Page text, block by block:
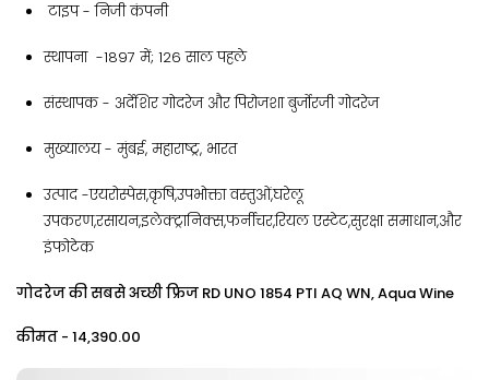
टाइप - निजी कंपनी
स्थापना -1897 में; 126 साल पहले
संस्थापक - अर्देशिर गोदरेज और पिरोजशा बुर्जोरजी गोदरेज
मुख्यालय - मुंबई, महाराष्ट्र, भारत
उत्पाद -एयरोस्पेस,कृषि,उपभोक्ता वस्तुओं,घरेलू
उपकरण,रसायन,इलेक्ट्रानिक्स,फर्नीचर,रियल एस्टेट,सुरक्षा समाधान,और
इंफोटेक
गोदरेज की सबसे अच्छी फ्रिज RD UNO 1854 PTI AQ WN, Aqua Wine
कीमत - ₹14,390.00